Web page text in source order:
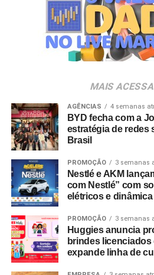
empresas pertencentes ao
Clube. O projeto criativo mantém
Veia”, conceito focado na
da música e da hospitalidade
no canal oficial da Ticketmaster,
de R$ 3.950,00. As demais
evento serão divulgadas nos
nos próximos meses.
MAIS
AGÊNCIAS 4 semanas
BYD fecha com a
estratégia de redes
Brasil
PROMOÇÃO 3 semanas
Nestlé e AKM
com Nestlé” com
elétricos e
PROMOÇÃO 3 semanas
Huggies anuncia
brindes licenciados
expande linha de